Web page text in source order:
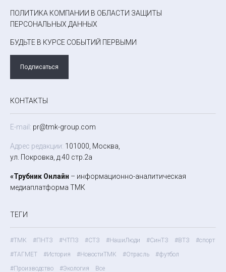
ПОЛИТИКА КОМПАНИИ В ОБЛАСТИ ЗАЩИТЫ
ПЕРСОНАЛЬНЫХ ДАННЫХ
БУДЬТЕ В КУРСЕ СОБЫТИЙ ПЕРВЫМИ
Подписаться
КОНТАКТЫ
E-mail: pr@tmk-group.com
Адрес редакции: 101000, Москва,
ул. Покровка, д.40 стр.2а
«Трубник Онлайн – информационно-аналитическая
медиаплатформа ТМК
ТЕГИ
#ТМК #ПНТЗ #ЧТПЗ #СТЗ #НашиЛюди #СинТЗ #ВТЗ
#спорт
#ТАГМЕТ
#История #НовостиТМК #Отрасль
#футбол
#Производство
#Экология Все